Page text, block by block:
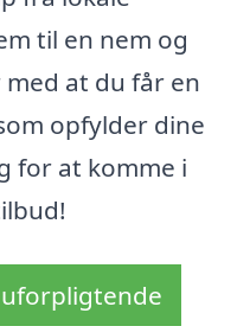
til en nem og
at du får en
opfylder dine
for at komme i